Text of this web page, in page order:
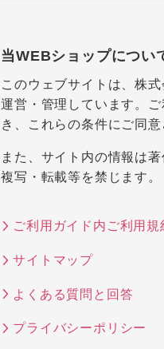
当WEBショップについ
このウェブサイトは、株
運営・管理しています。
き、これらの条件にご同
また、サイト内の情報は
複写・転載等を禁じます。
ご利用ガイド内ご利用規
サイトマップ
よくある質問と回答
プライバシーポリシー